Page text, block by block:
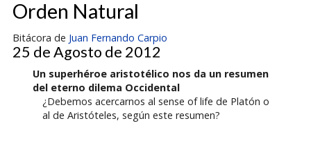
Orden Natural
Bitácora de Juan Fernando Carpio
25 de Agosto de 2012
Un superhéroe aristotélico nos da un resumen
del eterno dilema Occidental
¿Debemos acercarnos al sense of life de Platón o
al de Aristóteles, según este resumen?